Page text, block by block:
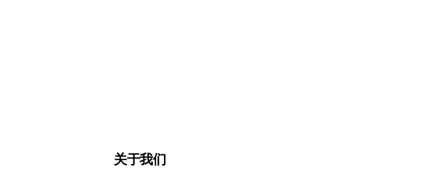
关于我们